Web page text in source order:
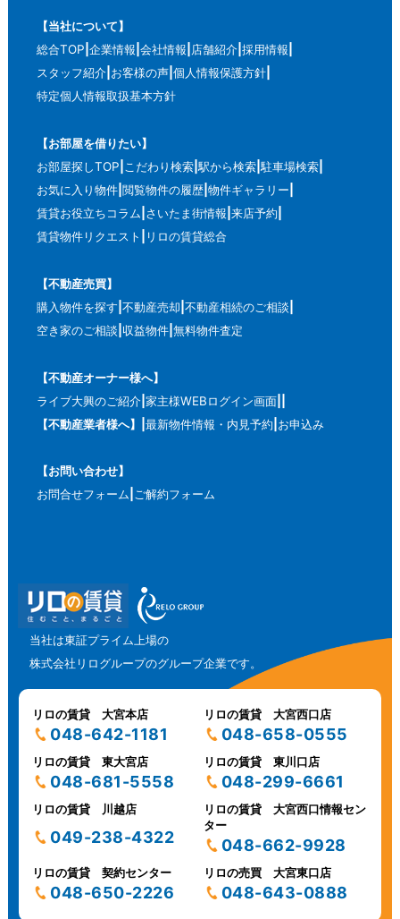
【当社について】
総合TOP 企業情報 会社情報 店舗紹介 採用情報
スタッフ紹介 お客様の声 個人情報保護方針
特定個人情報取扱基本方針
【お部屋を借りたい】
お部屋探しTOP こだわり検索 駅から検索 駐車場検索
お気に入り物件 閲覧物件の履歴 物件ギャラリー
賃貸お役立ちコラム さいたま街情報 来店予約
賃貸物件リクエスト
リロの賃貸総合
【不動産売買】
購入物件を探す 不動産売却 不動産相続のご相談
空き家のご相談 収益物件 無料物件査定
【不動産オーナー様へ】
ライブ大興のご紹介 家主様WEBログイン画面
【不動産業者様へ】
最新物件情報・内見予約 お申込み
【お問い合わせ】
お問合せフォーム ご解約フォーム
当社は東証プライム上場の
株式会社リログループのグループ企業です。
リロの賃貸 大宮本店
048-642-1181
リロの賃貸 大宮西口店
048-658-0555
リロの賃貸 東大宮店
048-681-5558
リロの賃貸 東川口店
048-299-6661
リロの賃貸 川越店
049-238-4322
リロの賃貸 大宮西口情報セン
ター
048-662-9928
リロの賃貸 契約センター
048-650-2226
リロの売買 大宮東口店
048-643-0888